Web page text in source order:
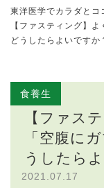
東洋医学でカラダと
【ファスティング】
どうしたらよいですか
食養生
【ファス
「空腹に
うしたら
2021.07.17